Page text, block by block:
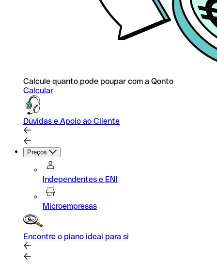
Calcule quanto pode poupar com a Qonto
Calcular
Dúvidas e Apoio ao Cliente
Preços
Independentes e ENI
Microempresas
Encontre o plano ideal para si